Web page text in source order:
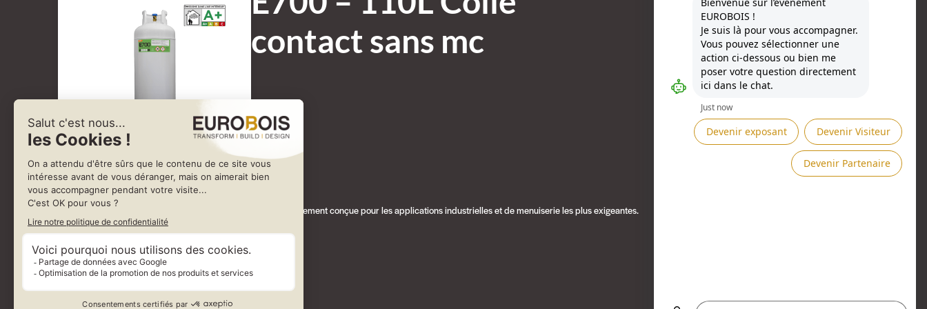
contact sans mc
STRATOGRIP E700 est une colle en spray de qualité supérieure, spécialement conçue pour les applications industrielles et de menuiserie les plus exigeantes.